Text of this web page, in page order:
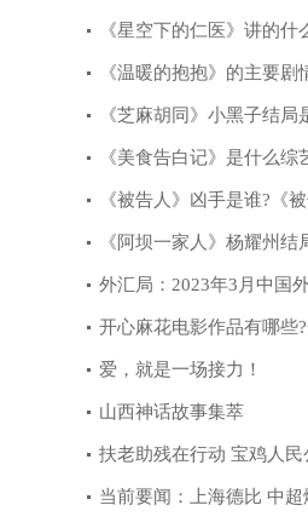
《星空下的仁医》讲的
什么?《温暖的抱抱》的主要
是什么?
《芝麻胡同》小黑子结
是什么?
《美食告白记》是什么
《被告人》凶手是谁?《
《阿坝一家人》杨耀州
是什么?
外汇局：2023年3月中国
币开心麻花电影作品有哪些
爱，就是一场接力！
山西神话故事集萃
扶老助残在行动 宝鸡人
头条
当前要闻：上海德比 中